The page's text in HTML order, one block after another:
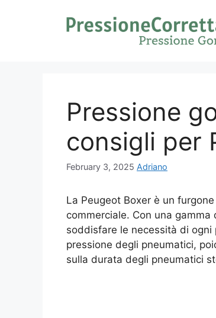
Pressione
consigli per
February 3, 2025 Adriano
La Peugeot Boxer è un
commerciale. Con una
soddisfare le necessità di
pressione degli pneumatici,
sulla durata degli pneumatici